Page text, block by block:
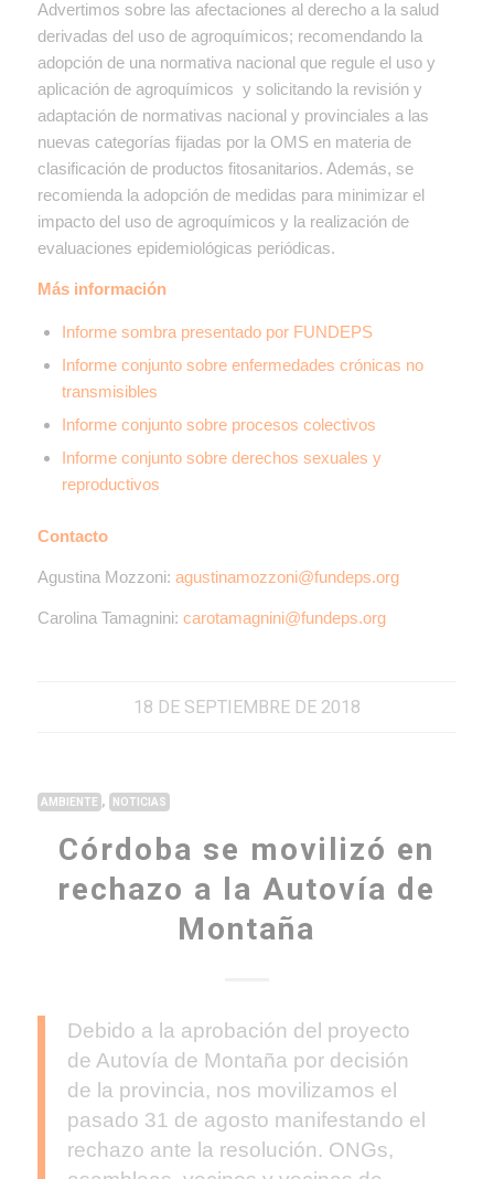
Advertimos sobre las afectaciones al derecho a la salud
derivadas del uso de agroquímicos; recomendando la
adopción de una normativa nacional que regule el uso y
aplicación de agroquímicos y solicitando la revisión y
adaptación de normativas nacional y provinciales a las
nuevas categorías fijadas por la OMS en materia de
clasificación de productos fitosanitarios. Además, se
recomienda la adopción de medidas para minimizar el
impacto del uso de agroquímicos y la realización de
evaluaciones epidemiológicas periódicas.
Más información
Informe sombra presentado por FUNDEPS
Informe conjunto sobre enfermedades crónicas no
transmisibles
Informe conjunto sobre procesos colectivos
Informe conjunto sobre derechos sexuales y
reproductivos
Contacto
Agustina Mozzoni: agustinamozzoni@fundeps.org
Carolina Tamagnini: carotamagnini@fundeps.org
18 DE SEPTIEMBRE DE 2018
AMBIENTE , NOTICIAS
Córdoba se movilizó en
rechazo a la Autovía de
Montaña
Debido a la aprobación del proyecto
de Autovía de Montaña por decisión
de la provincia, nos movilizamos el
pasado 31 de agosto manifestando el
rechazo ante la resolución. ONGs,